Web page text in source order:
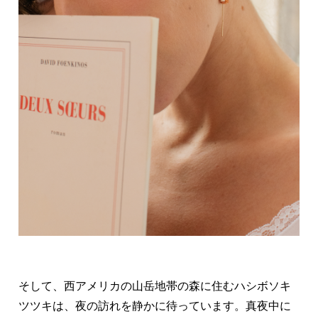
そして、西アメリカの山岳地帯の森に住むハシボソキ
ツツキは、夜の訪れを静かに待っています。真夜中に